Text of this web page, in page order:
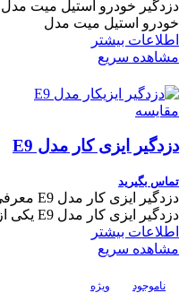
خودرو استیل میت مدل
اطلاعات بیشتر
مشاهده سریع
مقایسه
دزدگیر ایزی کار مدل E9
تماس بگیرید
دزدگیر ایزی کار مدل E9 یکی از سیستم‌های امنیتی
اطلاعات بیشتر
مشاهده سریع
ناموجود ویژه